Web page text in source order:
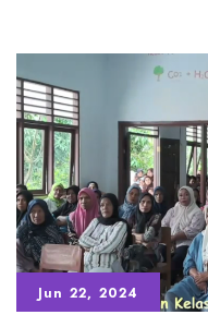
Jun 22, 2024